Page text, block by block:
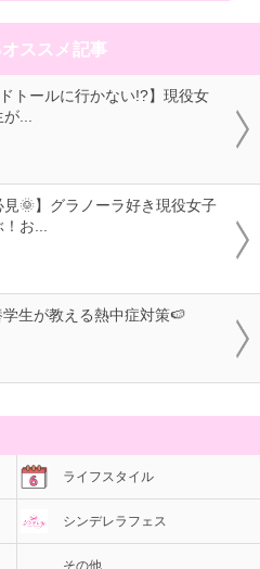
ススメ記事
トールに行かない!?】現役女
...
見🌞】グラノーラ好き現役女子
お...
生が教える熱中症対策🍉
ライフスタイル
シンデレラフェス